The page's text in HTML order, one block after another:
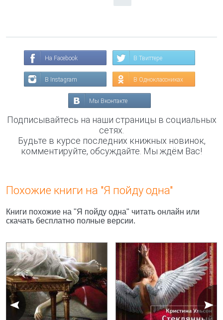
На Facebook В Твиттере
В Instagram В Одноклассниках
Мы Вконтакте
Подписывайтесь на наши страницы в социальных
сетях.
Будьте в курсе последних книжных новинок,
комментируйте, обсуждайте. Мы ждём Вас!
Похожие книги на "Я пойду одна"
Книги похожие на "Я пойду одна" читать онлайн или
скачать бесплатно полные версии.